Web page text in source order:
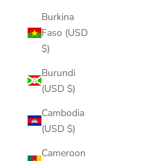
Burkina
Faso (USD
$)
Burundi
(USD $)
Cambodia
(USD $)
Cameroon